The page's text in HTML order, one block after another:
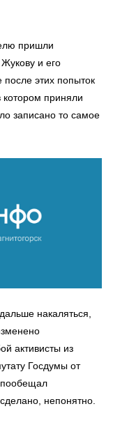
пришли
и его
этих попыток
котором приняли
записано то самое
накаляться,
активисты из
Госдумы от
пообещал
непонятно.